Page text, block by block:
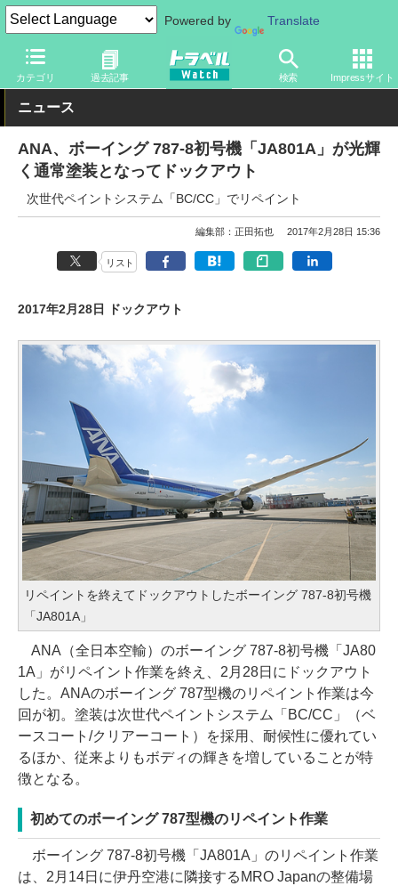
Powered by Translate
カテゴリ 過去記事 検索 Impressサイト
トラベル Watch 旅の方法 空旅 飛行機
ニュース
ANA、ボーイング 787-8初号機「JA801A」が光輝
く通常塗装となってドックアウト
次世代ペイントシステム「BC/CC」でリペイント
編集部：正田拓也 2017年2月28日 15:36
リスト
2017年2月28日 ドックアウト
リペイントを終えてドックアウトしたボーイング 787-8初号機
「JA801A」
ANA（全日本空輸）のボーイング 787-8初号機「JA80
1A」がリペイント作業を終え、2月28日にドックアウト
した。ANAのボーイング 787型機のリペイント作業は今
回が初。塗装は次世代ペイントシステム「BC/CC」（ベ
ースコート/クリアーコート）を採用、耐候性に優れてい
るほか、従来よりもボディの輝きを増していることが特
徴となる。
初めてのボーイング 787型機のリペイント作業
ボーイング 787-8初号機「JA801A」のリペイント作業
は、2月14日に伊丹空港に隣接するMRO Japanの整備場